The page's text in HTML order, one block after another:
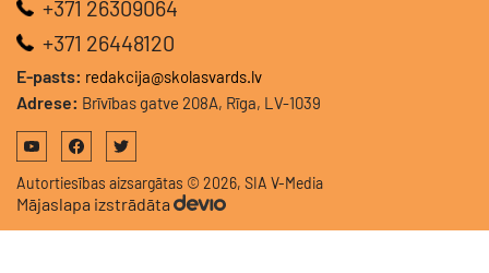
+371 26309064
+371 26448120
E-pasts: redakcija@skolasvards.lv
Adrese: Brīvības gatve 208A, Rīga, LV-1039
Autortiesības aizsargātas © 2026, SIA V-Media
Mājaslapa izstrādāta